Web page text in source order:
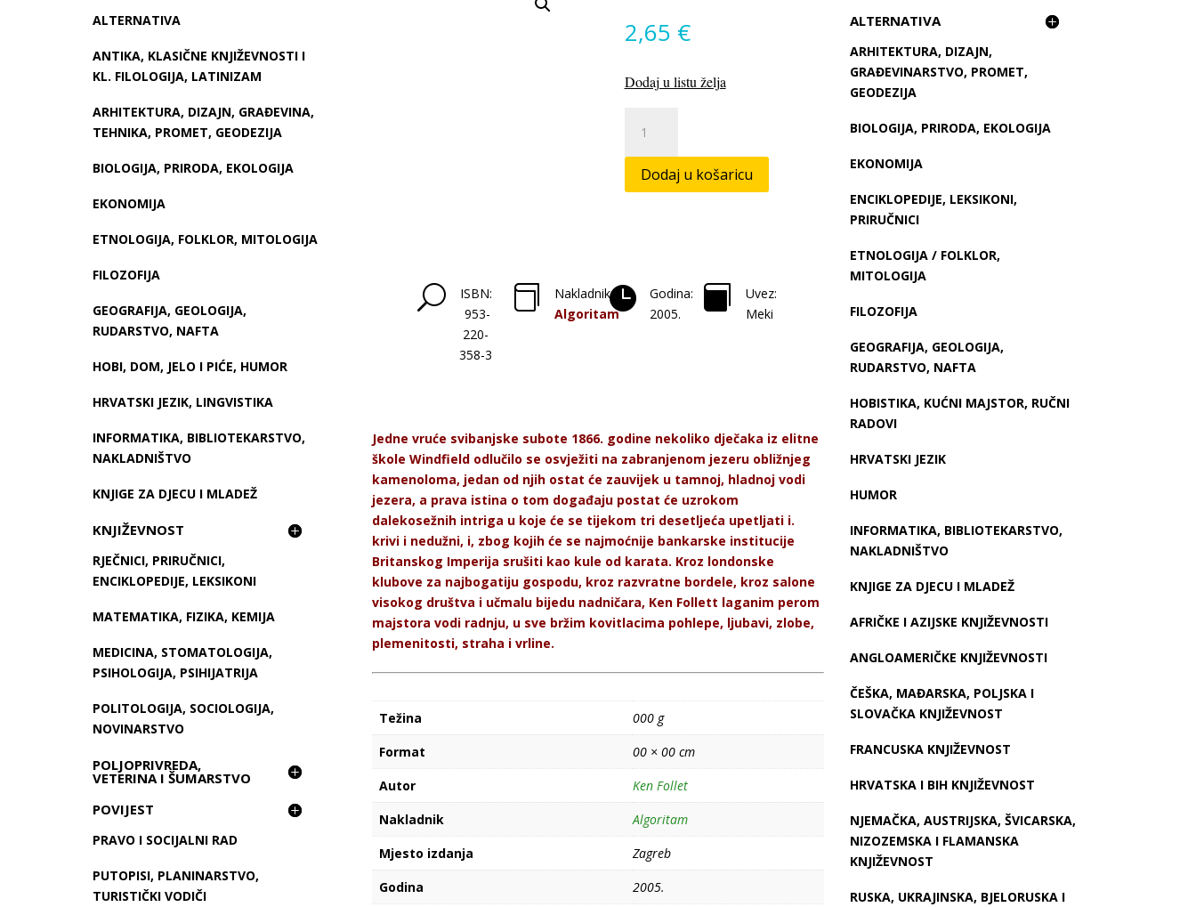
ALTERNATIVA
ANTIKA, KLASIČNE KNJIŽEVNOSTI I
KL. FILOLOGIJA, LATINIZAM
ARHITEKTURA, DIZAJN, GRAĐEVINA,
TEHNIKA, PROMET, GEODEZIJA
BIOLOGIJA, PRIRODA, EKOLOGIJA
EKONOMIJA
ETNOLOGIJA, FOLKLOR, MITOLOGIJA
FILOZOFIJA
GEOGRAFIJA, GEOLOGIJA,
RUDARSTVO, NAFTA
HOBI, DOM, JELO I PIĆE, HUMOR
HRVATSKI JEZIK, LINGVISTIKA
INFORMATIKA, BIBLIOTEKARSTVO,
NAKLADNIŠTVO
KNJIGE ZA DJECU I MLADEŽ
KNJIŽEVNOST
RJEČNICI, PRIRUČNICI,
ENCIKLOPEDIJE, LEKSIKONI
MATEMATIKA, FIZIKA, KEMIJA
MEDICINA, STOMATOLOGIJA,
PSIHOLOGIJA, PSIHIJATRIJA
POLITOLOGIJA, SOCIOLOGIJA,
NOVINARSTVO
POLJOPRIVREDA,
VETERINA I ŠUMARSTVO
POVIJEST
PRAVO I SOCIJALNI RAD
PUTOPISI, PLANINARSTVO,
TURISTIČKI VODIČI
2,65 €
Dodaj u listu želja
bogatstvo
količina
Dodaj u košaricu
U
ISBN:
953-
220-
358-3

Nakladnik:
Algoritam

Godina:
2005.

Uvez:
Meki
Jedne vruće svibanjske subote 1866. godine nekoliko dječaka iz elitne
škole Windfield odlučilo se osvježiti na zabranjenom jezeru obližnjeg
kamenoloma, jedan od njih ostat će zauvijek u tamnoj, hladnoj vodi
jezera, a prava istina o tom događaju postat će uzrokom
dalekosežnih intriga u koje će se tijekom tri desetljeća upetljati i.
krivi i nedužni, i, zbog kojih će se najmoćnije bankarske institucije
Britanskog Imperija srušiti kao kule od karata. Kroz londonske
klubove za najbogatiju gospodu, kroz razvratne bordele, kroz salone
visokog društva i učmalu bijedu nadničara, Ken Follett laganim perom
majstora vodi radnju, u sve bržim kovitlacima pohlepe, ljubavi, zlobe,
plemenitosti, straha i vrline.
Težina
000 g
Format
00 × 00 cm
Autor
Ken Follet
Nakladnik
Algoritam
Mjesto izdanja
Zagreb
Godina
2005.
ALTERNATIVA
ARHITEKTURA, DIZAJN,
GRAĐEVINARSTVO, PROMET,
GEODEZIJA
BIOLOGIJA, PRIRODA, EKOLOGIJA
EKONOMIJA
ENCIKLOPEDIJE, LEKSIKONI,
PRIRUČNICI
ETNOLOGIJA / FOLKLOR,
MITOLOGIJA
FILOZOFIJA
GEOGRAFIJA, GEOLOGIJA,
RUDARSTVO, NAFTA
HOBISTIKA, KUĆNI MAJSTOR, RUČNI
RADOVI
HRVATSKI JEZIK
HUMOR
INFORMATIKA, BIBLIOTEKARSTVO,
NAKLADNIŠTVO
KNJIGE ZA DJECU I MLADEŽ
AFRIČKE I AZIJSKE KNJIŽEVNOSTI
ANGLOAMERIČKE KNJIŽEVNOSTI
ČEŠKA, MAĐARSKA, POLJSKA I
SLOVAČKA KNJIŽEVNOST
FRANCUSKA KNJIŽEVNOST
HRVATSKA I BIH KNJIŽEVNOST
NJEMAČKA, AUSTRIJSKA, ŠVICARSKA,
NIZOZEMSKA I FLAMANSKA
KNJIŽEVNOST
RUSKA, UKRAJINSKA, BJELORUSKA I